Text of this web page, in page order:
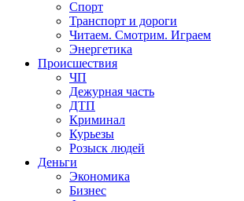
Спорт
Транспорт и дороги
Читаем. Смотрим. Играем
Энергетика
Происшествия
ЧП
Дежурная часть
ДТП
Криминал
Курьезы
Розыск людей
Деньги
Экономика
Бизнес